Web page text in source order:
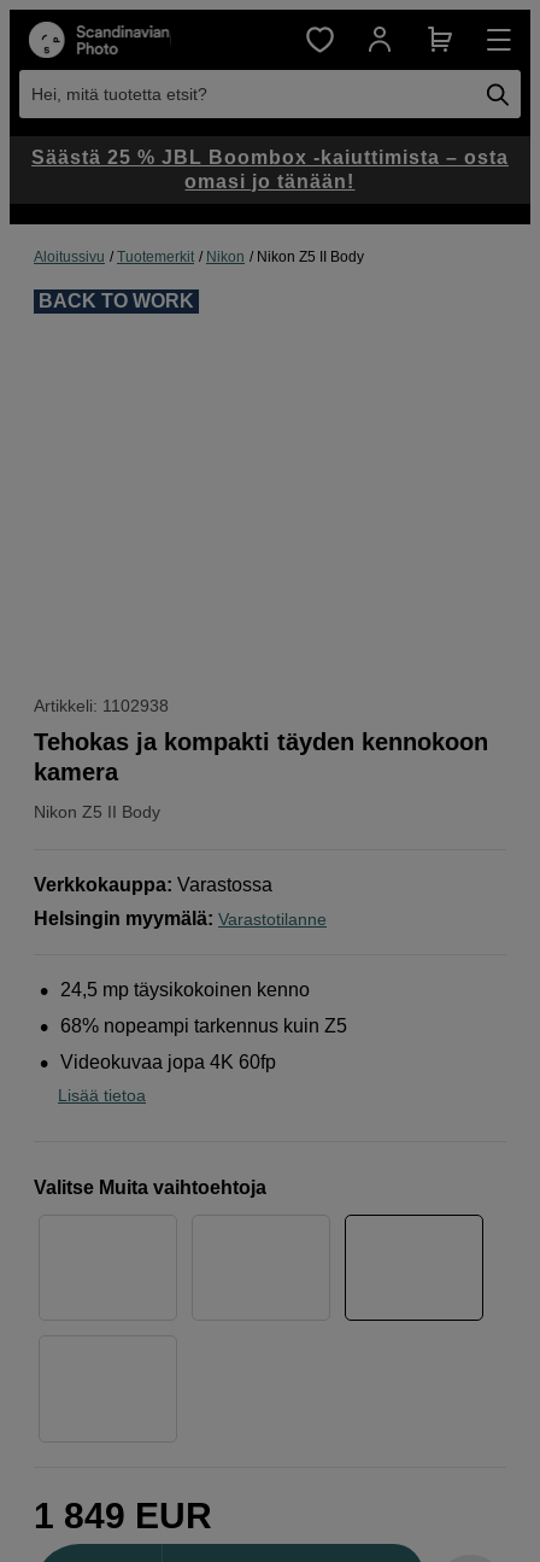
Hei, mitä tuotetta etsit?
Aloitussivu Tuotemerkit Nikon Nikon Z5 II Body
BACK TO WORK
Artikkeli: 1102938
Nikon Z5 II Body
Tehokas ja kompakti täyden kennokoon
kamera
Verkkokauppa: Varastossa
Helsingin myymälä: Varastotilanne
24,5 mp täysikokoinen kenno
68% nopeampi tarkennus kuin Z5
Videokuvaa jopa 4K 60fp
Lisää tietoa
Valitse Muita vaihtoehtoja
1 849 EUR
Säästä 25 % JBL Boombox -kaiuttimista – osta
omasi jo tänään!